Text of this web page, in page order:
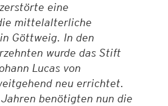
eine
mittelalterliche
Göttweig. In den
wurde das Stift
Lucas von
neu errichtet.
benötigten nun die